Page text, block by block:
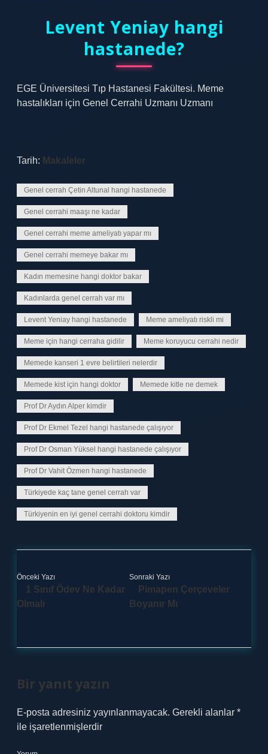
Levent Yeniay hangi
hastanede?
EGE Üniversitesi Tıp Hastanesi Fakültesi. Meme
hastalıkları için Genel Cerrahi Uzmanı Uzmanı
Tarih: Makaleler
Genel cerrah Çetin Altunal hangi hastanede
Genel cerrahi maaşı ne kadar
Genel cerrahi meme ameliyatı yapar mı
Genel cerrahi memeye bakar mı
Kadın memesine hangi doktor bakar
Kadınlarda genel cerrah var mı
Levent Yeniay hangi hastanede Meme ameliyatı riskli mi
Meme için hangi cerraha gidilir Meme koruyucu cerrahi nedir
Memede kanseri 1 evre belirtileri nelerdir
Memede kist için hangi doktor Memede kitle ne demek
Prof Dr Aydın Alper kimdir
Prof Dr Ekmel Tezel hangi hastanede çalışıyor
Prof Dr Osman Yüksel hangi hastanede çalışıyor
Prof Dr Vahit Özmen hangi hastanede
Türkiyede kaç tane genel cerrah var
Türkiyenin en iyi genel cerrahi doktoru kimdir
Önceki Yazı
1 Sınıf Ödev Ne Kadar
Olmalı
Sonraki Yazı
Pimapen Çerçeveler
Boyanır Mı
Bir yanıt yazın
E-posta adresiniz yayınlanmayacak. Gerekli alanlar *
ile işaretlenmişlerdir